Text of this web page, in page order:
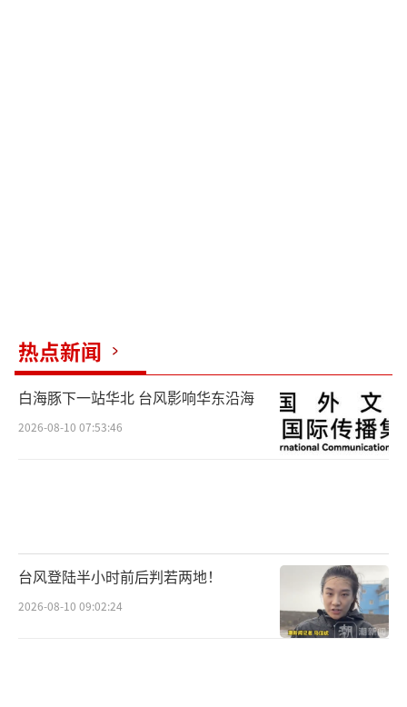
热点新闻
白海豚下一站华北 台风影响华东沿海
2026-08-10 07:53:46
台风登陆半小时前后判若两地！
2026-08-10 09:02:24